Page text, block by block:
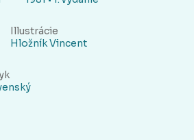
Illustrácie
Hložník Vincent